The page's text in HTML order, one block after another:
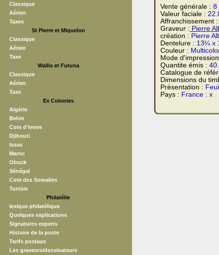
Classique
Aérien
Taxes
St Pierre et Miquelon
Classique
Aérien
Taxe
Wallis et Futuna
Classique
Aérien
Taxe
Ex Colonies
Algérie
Behin
Cote d'ivoire
Djibouti
Issas
Maroc
Obock
Sénégal
Cote des Somalies
Tunisie
Philatélie
lexique philatélique
Quelques explications
Signatures experts
Histoire de la poste
Tarifs postaux
Les graveurs/dessinateurs
Vente générale : 8
Valeur faciale :
Affranchissement
Graveur : Pierre
création : Pierre
Dentelure : 13¼ x
Couleur :
Mode
Quantite émis :
Catalogue de
Dimensions du
Présentation :
Pays : France : x